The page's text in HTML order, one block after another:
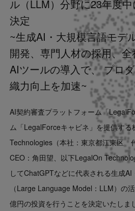
LegalOn Now
Contact
US website
ル（LLM）分野に23年度
決定
~生成AI・大規模言語モデ
開発、専門人材の採用、
AIツールの導入で、 プロ
織力向上を加速~
AI契約審査プラットフォーム「
ム「LegalForceキャビネ」を提供す
Technologies（本社：東京都江東区
CEO：角田望、以下LegalOn
してChatGPTなどに代表される生成
（Large Language Model：LLM）の
億円の投資を行うことを決定いたしま